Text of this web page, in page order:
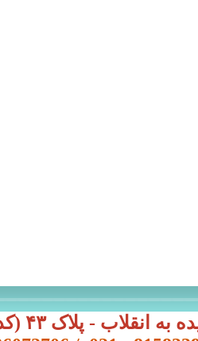
۴۳ (کد پستی: ۱۴۹۱۱-۱۵۷۱۹)